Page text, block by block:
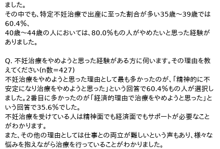
ました。
その中でも、特定不妊治療で出産に至った割合が多い35歳～39歳では
60.4％、
40歳～44歳の人においては、80.0％もの人がやめたいと思った経験が
ありました。
Q. 不妊治療をやめようと思った経験がある方に伺います。その理由を教
えてください(n数=427)
不妊治療をやめようと思った理由として最も多かったのが、「精神的に不
安定になり治療をやめようと思った」という回答で60.4％もの人が選択し
ました。2番目に多かったのが「経済的理由で治療をやめようと思った」と
いう回答で35.6％でした。
不妊治療を受けている人は精神面でも経済面でもサポートが必要なこと
がわかります。
また、その他の理由としては仕事との両立が難しいという声もあり、様々な
悩みを抱えながら治療を行っていることがわかりました。